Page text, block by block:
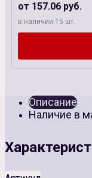
от 157.06 руб.
в наличии 15 шт.
Описание
Наличие в